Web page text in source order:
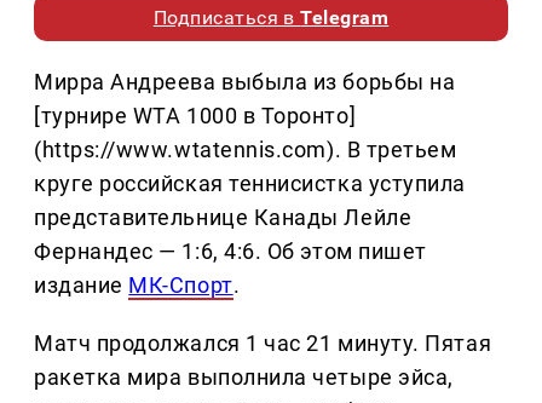
Подписаться вTelegram
Мирра Андреева выбыла из борьбы на
[турнире WTA 1000 в Торонто]
(https://www.wtatennis.com). В третьем
круге российская теннисистка уступила
представительнице Канады Лейле
Фернандес — 1:6, 4:6. Об этом пишет
издание МК-Спорт.
Матч продолжался 1 час 21 минуту. Пятая
ракетка мира выполнила четыре эйса,